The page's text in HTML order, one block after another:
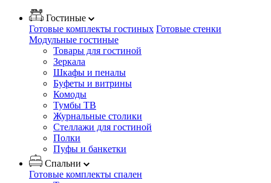
Гостиные
Готовые комплекты гостиных Готовые стенки
Модульные гостиные
Товары для гостиной
Зеркала
Шкафы и пеналы
Буфеты и витрины
Комоды
Тумбы ТВ
Журнальные столики
Стеллажи для гостиной
Полки
Пуфы и банкетки
Спальни
Готовые комплекты спален